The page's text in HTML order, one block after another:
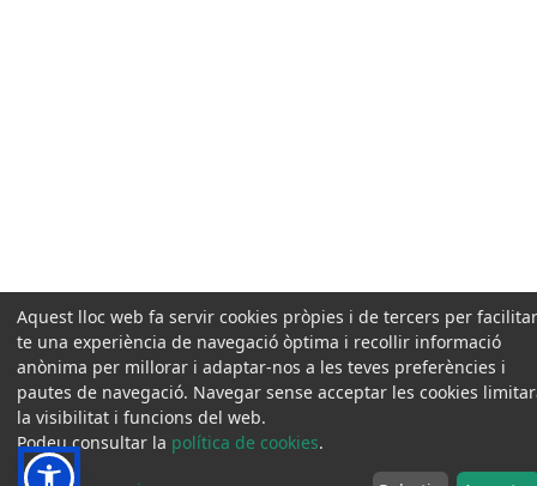
Aquest lloc web fa servir cookies pròpies i de tercers per
te una experiència de navegació òptima i recollir informació
anònima per millorar i adaptar-nos a les teves preferències i
pautes de navegació. Navegar sense acceptar les cookies
la visibilitat i funcions del web.
Podeu consultar la política de cookies.